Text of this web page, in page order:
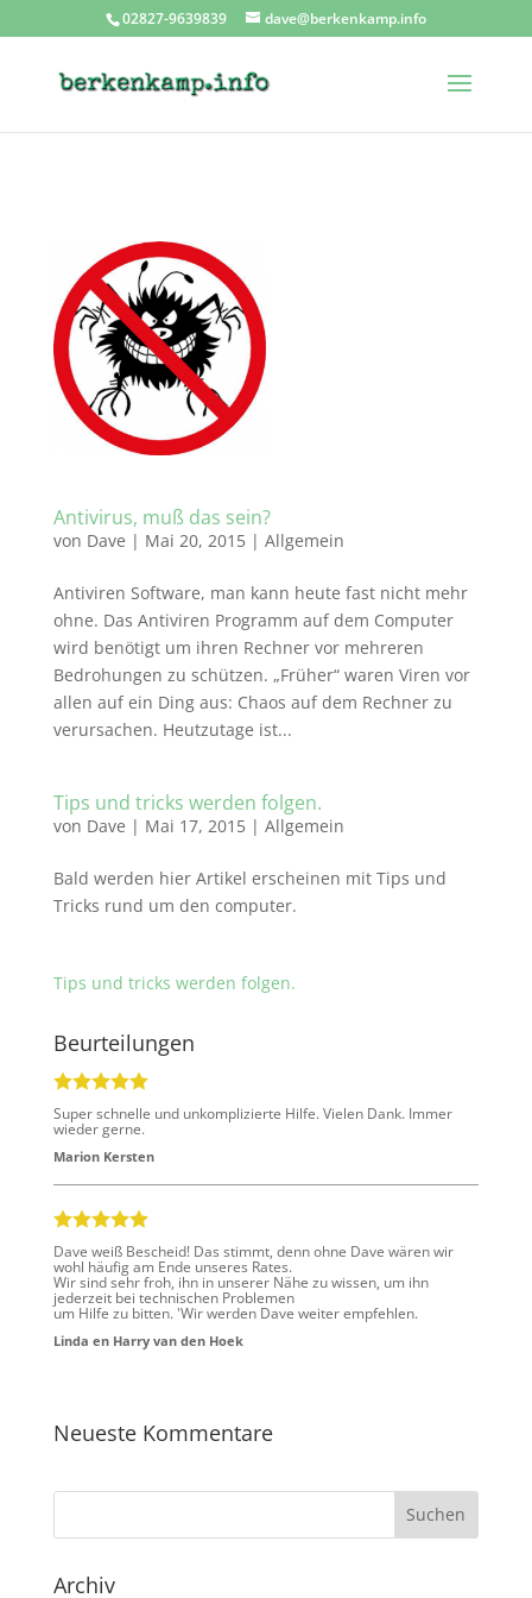
02827-9639839 dave@berkenkamp.info
Antivirus, muß das sein?
von Dave | Mai 20, 2015| Allgemein
Antiviren Software, man kann heute fast nicht mehr
ohne. Das Antiviren Programm auf dem Computer
wird benötigt um ihren Rechner vor mehreren
Bedrohungen zu schützen. „Früher“ waren Viren vor
allen auf ein Ding aus: Chaos auf dem Rechner zu
verursachen. Heutzutage ist...
Tips und tricks werden folgen.
von Dave | Mai 17, 2015| Allgemein
Bald werden hier Artikel erscheinen mit Tips und
Tricks rund um den computer.
Tips und tricks werden folgen.
Beurteilungen
Super schnelle und unkomplizierte Hilfe. Vielen Dank. Immer
wieder gerne.
Marion Kersten
Dave weiß Bescheid! Das stimmt, denn ohne Dave wären wir
wohl häufig am Ende unseres Rates.
Wir sind sehr froh, ihn in unserer Nähe zu wissen, um ihn
jederzeit bei technischen Problemen
um Hilfe zu bitten. 'Wir werden Dave weiter empfehlen.
Linda en Harry van den Hoek
Neueste Kommentare
Archiv